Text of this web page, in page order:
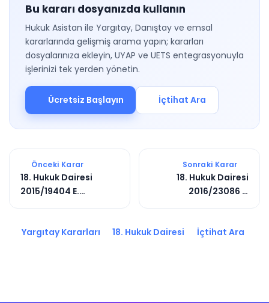
Bu kararı dosyanızda kullanın
Hukuk Asistan ile Yargıtay, Danıştay ve emsal
kararlarında gelişmiş arama yapın; kararları
dosyalarınıza ekleyin, UYAP ve UETS entegrasyonuyla
işlerinizi tek yerden yönetin.
Ücretsiz Başlayın İçtihat Ara
Önceki Karar
18. Hukuk Dairesi
2015/19404 E.
Sonraki Karar
18. Hukuk Dairesi
2016/23086 E.
Yargıtay Kararları 18. Hukuk Dairesi İçtihat Ara